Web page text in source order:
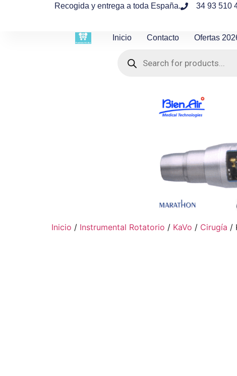
Recogida y entrega a toda España. 34 93 510
Inicio Contacto Ofertas
Inicio / Instrumental Rotatorio / KaVo / Cirugía /